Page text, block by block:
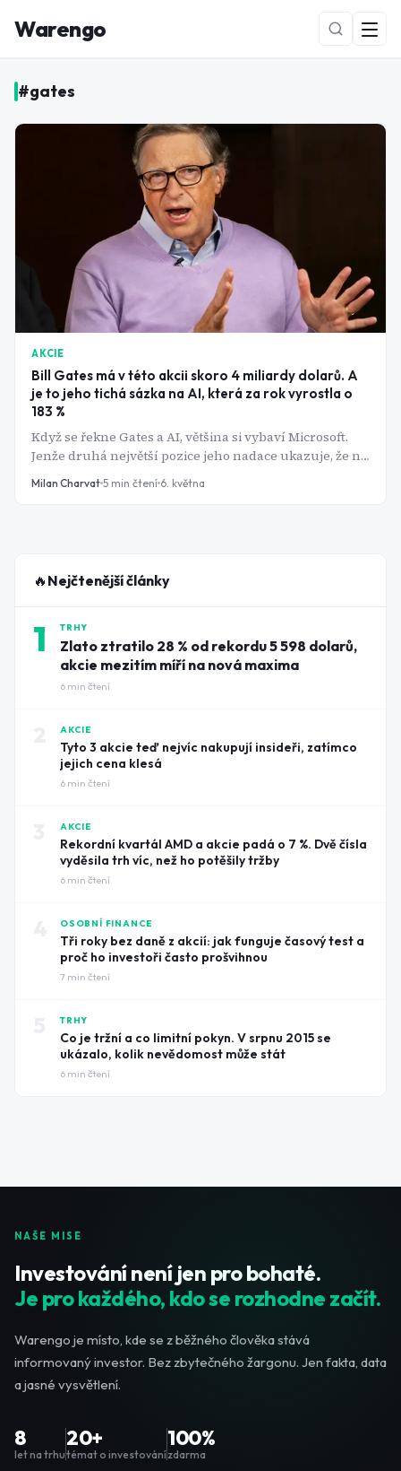
Warengo
NOVÉ
#gates
AKCIE
Bill Gates má v této akcii skoro 4 miliardy dolarů. A
je to jeho tichá sázka na AI, která za rok vyrostla o
183 %
Když se řekne Gates a AI, většina si vybaví Microsoft.
Jenže druhá největší pozice jeho nadace ukazuje, že na
Milan Charvat 5 min čtení 6. května
🔥 Nejčtenější články
1 TRHY
Zlato ztratilo 28 % od rekordu 5 598 dolarů,
akcie mezitím míří na nová maxima
6 min čtení
AKCIE
Tyto 3 akcie teď nejvíc nakupují insideři, zatímco
jejich cena klesá
6 min čtení
AKCIE
Rekordní kvartál AMD a akcie padá o 7 %. Dvě čísla
vyděsila trh víc, než ho potěšily tržby
6 min čtení
OSOBNÍ FINANCE
Tři roky bez daně z akcií: jak funguje časový test a
proč ho investoři často prošvihnou
7 min čtení
TRHY
Co je tržní a co limitní pokyn. V srpnu 2015 se
ukázalo, kolik nevědomost může stát
6 min čtení
NAŠE MISE
Investování není jen pro bohaté.
Je pro každého, kdo se rozhodne začít.
Warengo je místo, kde se z běžného člověka stává
informovaný investor. Bez zbytečného žargonu. Jen fakta, data
a jasné vysvětlení.
8
let na trhu
20+
témat o investování
100%
zdarma